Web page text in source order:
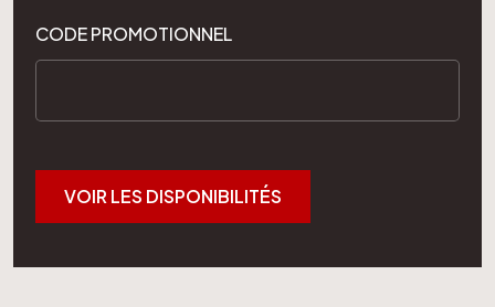
CODE PROMOTIONNEL
VOIR LES DISPONIBILITÉS